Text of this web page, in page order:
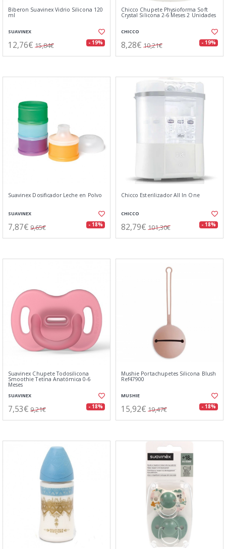
Biberon Suavinex Vidrio Silicona 120
ml
SUAVINEX
12,76€ 15,84€ - 19%
Chicco Chupete Physioforma Soft
Crystal Silicona 2-6 Meses 2 Unidades
CHICCO
8,28€ 10,21€ - 19%
Suavinex Dosificador Leche en Polvo
SUAVINEX
7,87€ 9,65€ - 18%
Chicco Esterilizador All In One
CHICCO
82,79€ 101,30€ - 18%
Suavinex Chupete Todosilicona
Smoothie Tetina Anatómica 0-6
Meses
SUAVINEX
7,53€ 9,21€ - 18%
Mushie Portachupetes Silicona Blush
Ref47900
MUSHIE
15,92€ 19,47€ - 18%